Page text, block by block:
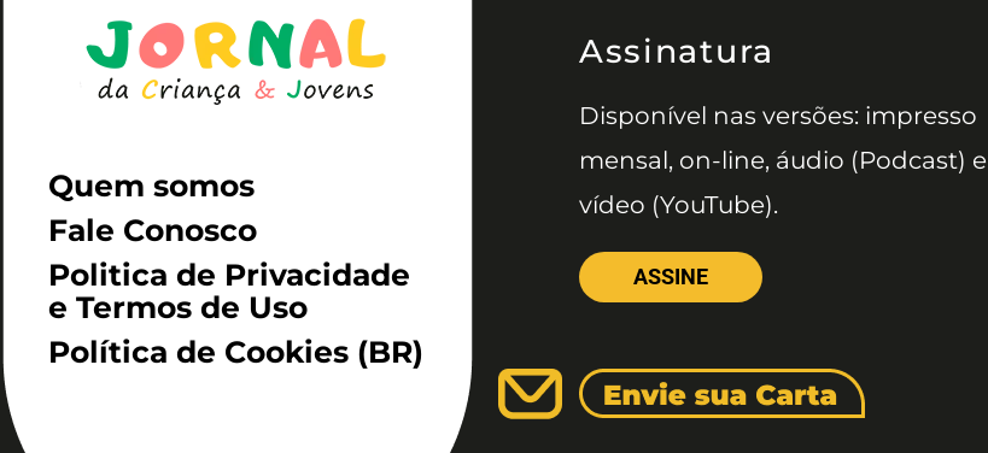
Quem somos
Fale Conosco
Politica de Privacidade
e Termos de Uso
Política de Cookies (BR)
Assinatura
Disponível nas versões: impresso
mensal, on-line, áudio (Podcast) e
vídeo (YouTube).
ASSINE